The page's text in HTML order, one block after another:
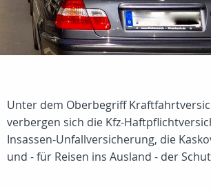
Unter dem Oberbegriff
verbergen sich die Kfz-
Insassen-Unfallversicherung, die
und - für Reisen ins Ausland - der